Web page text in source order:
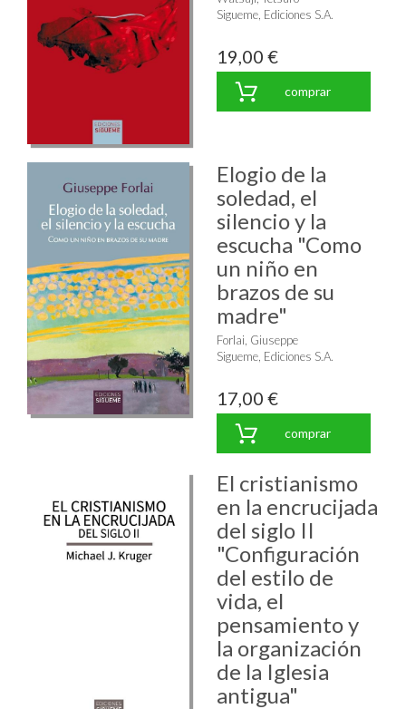
Sigueme, Ediciones S.A.
19,00 €
comprar
Elogio de la
soledad, el
silencio y la
escucha "Como
un niño en
brazos de su
madre"
Forlai, Giuseppe
Sigueme, Ediciones S.A.
17,00 €
comprar
El cristianismo
en la encrucijada
del siglo II
"Configuración
del estilo de
vida, el
pensamiento y
la organización
de la Iglesia
antigua"